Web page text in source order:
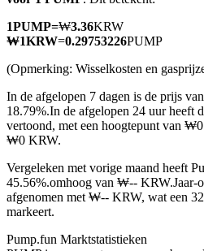
Futures met USDC als
1PUMP=₩3.36KRW
₩1KRW=0.29753226PUMP
(Opmerking: Wisselkosten en
In de afgelopen 7 dagen is de prijs
18.79%.In de afgelopen 24 uur heeft
vertoond, met een hoogtepunt van
₩0 KRW.
Vergeleken met vorige maand heeft
45.56%.omhoog van ₩-- KRW.Jaar-
afgenomen met ₩-- KRW, wat een
markeert.
Pump.fun Marktstatistieken